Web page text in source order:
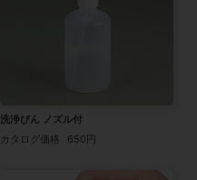
洗浄びん ノズル付
カタログ価格
650円